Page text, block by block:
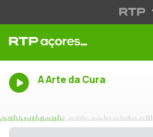
A Arte da Cura